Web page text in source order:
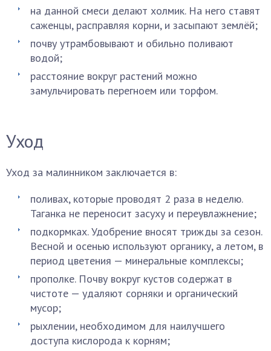
на данной смеси делают холмик. На него ставят
саженцы, расправляя корни, и засыпают землёй;
почву утрамбовывают и обильно поливают
водой;
расстояние вокруг растений можно
замульчировать перегноем или торфом.
Уход
Уход за малинником заключается в:
поливах, которые проводят 2 раза в неделю.
Таганка не переносит засуху и переувлажнение;
подкормках. Удобрение вносят трижды за сезон.
Весной и осенью используют органику, а летом, в
период цветения — минеральные комплексы;
прополке. Почву вокруг кустов содержат в
чистоте — удаляют сорняки и органический
мусор;
рыхлении, необходимом для наилучшего
доступа кислорода к корням;